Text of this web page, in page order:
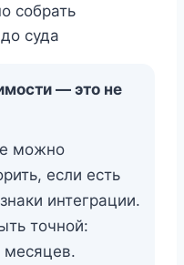
собрать
суда
— это не
можно
если есть
интеграции.
точной:
месяцев.